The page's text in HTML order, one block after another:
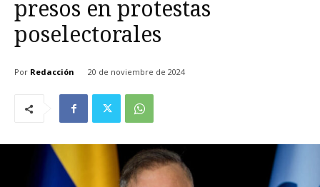
presos en protestas
poselectorales
Por Redacción 20 de noviembre de 2024